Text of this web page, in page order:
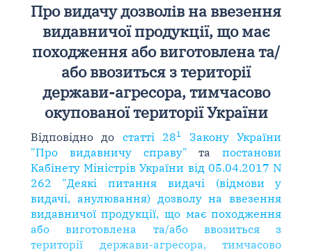
Про видачу дозволів на ввезення
видавничої продукції, що має
походження або виготовлена та/
або ввозиться з території
держави-агресора, тимчасово
окупованої території України
Відповідно до статті 281
Закону України
"Про видавничу справу" тапостанови
Кабінету Міністрів України від 05.04.2017 N
262 "Деякі питання видачі (відмови у
видачі, анулювання) дозволу на ввезення
видавничої продукції, що має походження
або виготовлена та/або ввозиться з
території держави-агресора, тимчасово